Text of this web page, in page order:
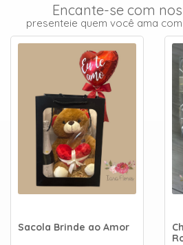
Encante-se com
presenteie quem você ama
Sacola Brinde ao Amor